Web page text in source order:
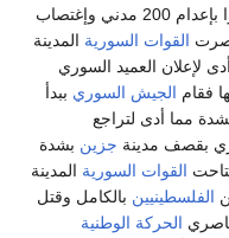
واستباحوها فقاموا بإعدام 200 مدني وإغتصاب
القوات السورية المدينة
لإعلان العميد السوري
فقام الجيش السوري ببدأ
مما أدى لتراجع
بقصف مدينة جزين بشدة
القوات السورية المدينة
الفلسطينيين بالكامل وقتل
الحركة الوطنية